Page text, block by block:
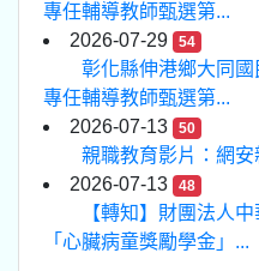
專任輔導教師甄選第...
2026-07-29
54
彰化縣伸港鄉大同
專任輔導教師甄選第...
2026-07-13
50
親職教育影片：網安
2026-07-13
48
【轉知】財團法人
「心臟病童獎勵學金」...